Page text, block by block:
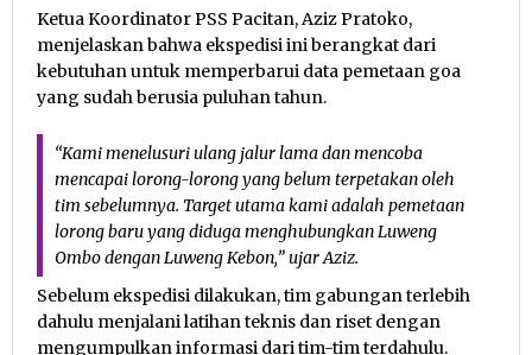
Ketua Koordinator PSS Pacitan, Aziz Pratoko,
menjelaskan bahwa ekspedisi ini berangkat dari
kebutuhan untuk memperbarui data pemetaan goa
yang sudah berusia puluhan tahun.
“Kami menelusuri ulang jalur lama dan mencoba
mencapai lorong-lorong yang belum terpetakan oleh
tim sebelumnya. Target utama kami adalah pemetaan
lorong baru yang diduga menghubungkan Luweng
Ombo dengan Luweng Kebon,” ujar Aziz.
Sebelum ekspedisi dilakukan, tim gabungan terlebih
dahulu menjalani latihan teknis dan riset dengan
mengumpulkan informasi dari tim-tim terdahulu.